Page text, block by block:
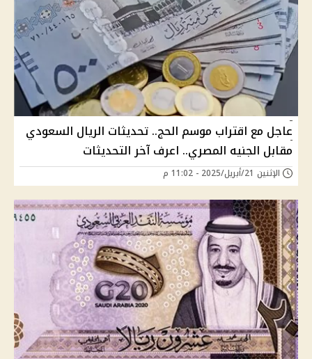
عاجل مع اقتراب موسم الحج.. تحديثات الريال السعودي
مقابل الجنيه المصري.. اعرف آخر التحديثات
الإثنين 21/أبريل/2025 - 11:02 م